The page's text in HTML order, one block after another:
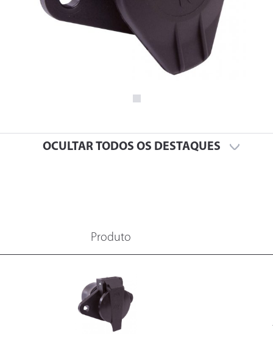
OCULTAR TODOS OS DESTAQUES
Produto